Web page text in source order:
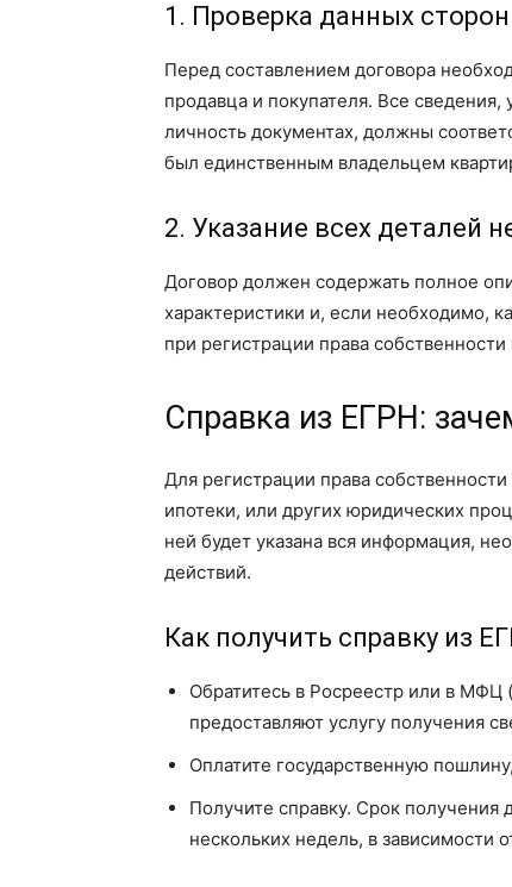
1. Проверка данных сторон
Перед составлением договора
продавца и покупателя. Все
личность документах, должны
был единственным владельцем
2. Указание всех деталей
Договор должен содержать полное
характеристики и, если необходимо,
при регистрации права
Справка из ЕГРН:
Для регистрации права
ипотеки, или других юридических
ней будет указана вся информация,
действий.
Как получить справку из
Обратитесь в Росреестр или в
предоставляют услугу получения
Оплатите государственную
Получите справку. Срок получения
нескольких недель, в зависимости